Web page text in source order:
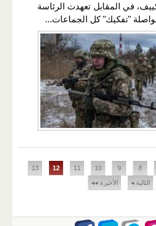
في المقابل تعهدت الرئاسة
بمواصلة "تفكيك" كل الجماعات...
8
9
10
11
12
13
التالية ◂ الأخيرة ◂◂